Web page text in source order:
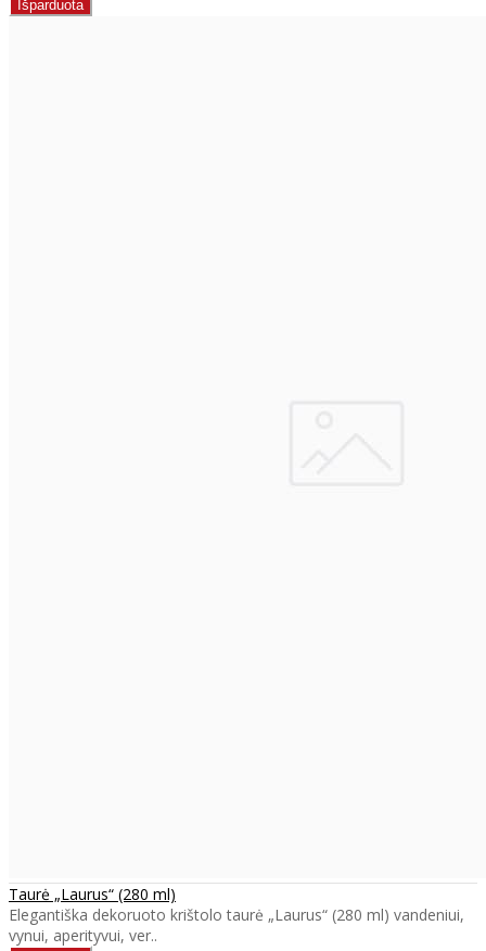
Taurė „Laurus“ (280 ml)
Elegantiška dekoruoto krištolo taurė „Laurus“ (280 ml) vandeniui,
vynui, aperityvui, ver..